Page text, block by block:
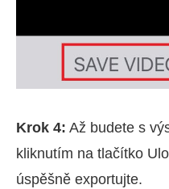
Krok 4: Až budete s
kliknutím na tlačítko
úspěšně exportujte.